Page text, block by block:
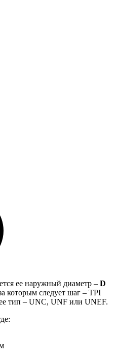
ее наружный диаметр – D
которым следует шаг – TPI
тип – UNC, UNF или UNEF.